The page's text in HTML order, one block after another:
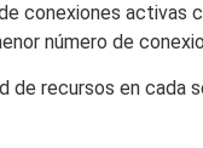
conexiones activas
número de
recursos en cada